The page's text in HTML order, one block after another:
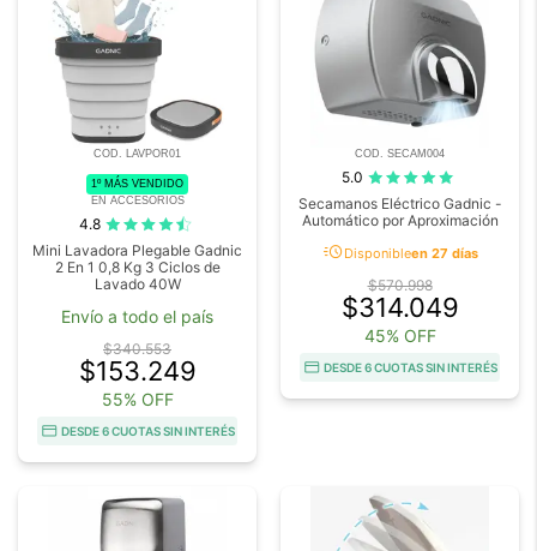
COD. LAVPOR01
1º MÁS VENDIDO
EN ACCESORIOS
4.8
Mini Lavadora Plegable Gadnic
2 En 1 0,8 Kg 3 Ciclos de
Lavado 40W
Envío a todo el país
$340.553
$153.249
55% OFF
DESDE 6 CUOTAS SIN INTERÉS
COD. SECAM004
5.0
Secamanos Eléctrico Gadnic -
Automático por Aproximación
acuteDisponibleen 27 días
$570.998
$314.049
45% OFF
DESDE 6 CUOTAS SIN INTERÉS